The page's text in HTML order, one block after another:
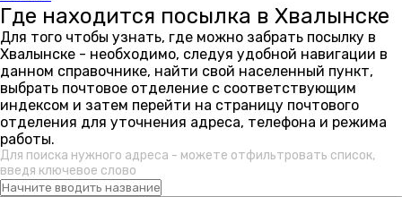
Где находится посылка в Хвалынске
Для того чтобы узнать, где можно забрать посылку в
Хвалынске - необходимо, следуя удобной навигации в
данном справочнике, найти свой населенный пункт,
выбрать почтовое отделение с соответствующим
индексом и затем перейти на страницу почтового
отделения для уточнения адреса, телефона и режима
работы.
Для поиска нужного адреса - можете отфильтровать список,
введя ключевое слово